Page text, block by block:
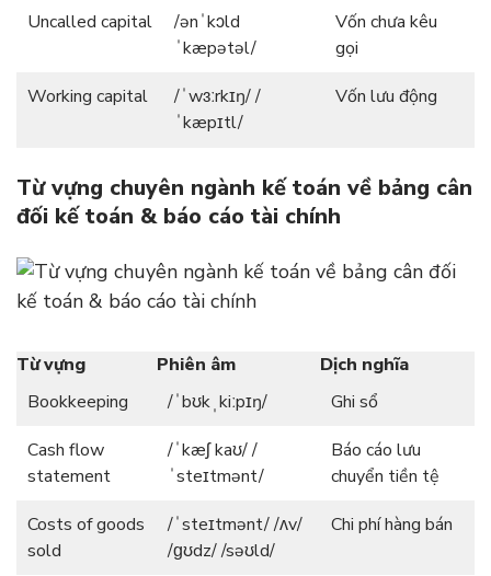
Uncalled capital
/ənˈkɔld
ˈkæpətəl/
Vốn chưa kêu
gọi
Working capital
/ˈwɜːrkɪŋ/ /
ˈkæpɪtl/
Vốn lưu động
Từ vựng chuyên ngành kế toán về bảng cân
đối kế toán & báo cáo tài chính
Từ vựng Phiên âm
Dịch nghĩa
Bookkeeping
/ˈbʊkˌkiːpɪŋ/
Ghi sổ
Cash flow
statement
/ˈkæʃ kaʊ/ /
ˈsteɪtmənt/
Báo cáo lưu
chuyển tiền tệ
Costs of goods
sold
/ˈsteɪtmənt/ /ʌv/
/ɡʊdz/ /səʊld/
Chi phí hàng bán